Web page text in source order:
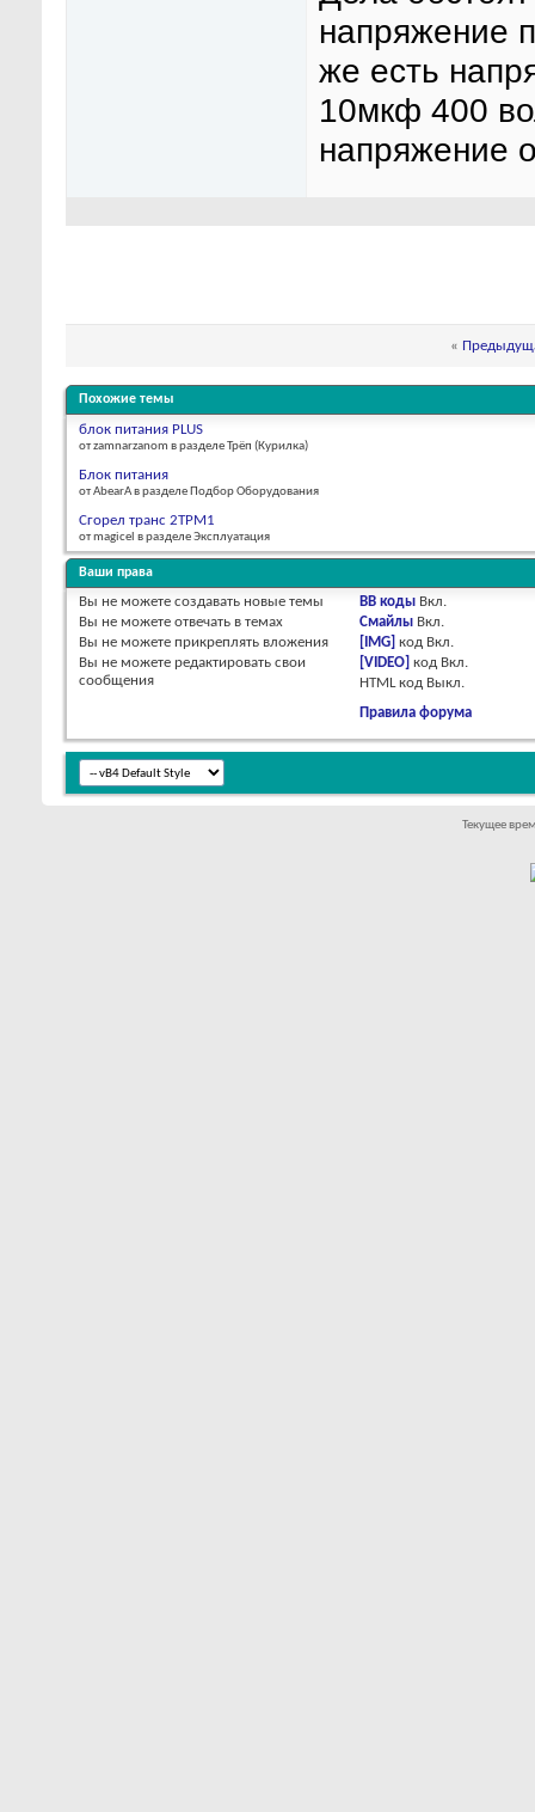
напряжение
же есть
10мкф 400
напряжение
«
Похожие темы
блок питания PLUS
от zamnarzanom в разделе Трёп (Курилка)
Блок питания
от AbearA в разделе Подбор Оборудования
Сгорел транс 2ТРМ1
от magicel в разделе Эксплуатация
Ваши права
Вы не можете создавать новые темы
Вы не можете отвечать в темах
Вы не можете прикреплять вложения
Вы не можете редактировать свои
сообщения
BB коды Вкл.
Смайлы Вкл.
[IMG] код Вкл.
[VIDEO] код Вкл.
HTML код Выкл.
Правила форума
Текущее